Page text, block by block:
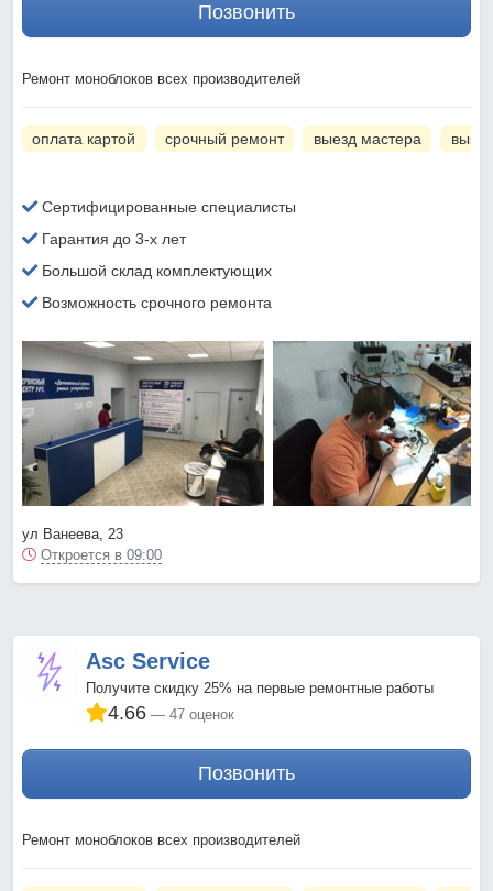
Позвонить
Ремонт моноблоков всех производителей
оплата картой срочный ремонт выезд мастера
Сертифицированные специалисты
Гарантия до 3-х лет
Большой склад комплектующих
Возможность срочного ремонта
ул Ванеева, 23
Откроется в 09:00
Asc Service
Получите скидку 25% на первые ремонтные работы
4.66 47 оценок
Позвонить
Ремонт моноблоков всех производителей